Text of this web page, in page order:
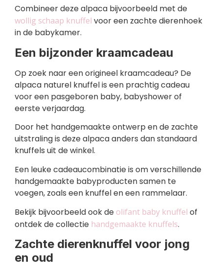
Combineer deze alpaca bijvoorbeeld met de
wollig schaap knuffel voor een zachte dierenhoek
in de babykamer.
Een bijzonder kraamcadeau
Op zoek naar een origineel kraamcadeau? De
alpaca naturel knuffel is een prachtig cadeau
voor een pasgeboren baby, babyshower of
eerste verjaardag.
Door het handgemaakte ontwerp en de zachte
uitstraling is deze alpaca anders dan standaard
knuffels uit de winkel.
Een leuke cadeaucombinatie is om verschillende
handgemaakte babyproducten samen te
voegen, zoals een knuffel en een rammelaar.
Bekijk bijvoorbeeld ook de olifant baby knuffel of
ontdek de collectie handgemaakte knuffels.
Zachte dierenknuffel voor jong
en oud